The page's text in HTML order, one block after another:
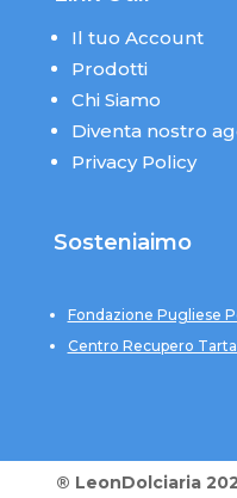
Il tuo Account
Prodotti
Chi Siamo
Diventa nostro
Privacy Policy
Sosteniaimo
Fondazione Pugliese
Centro Recupero
® LeonDolciaria